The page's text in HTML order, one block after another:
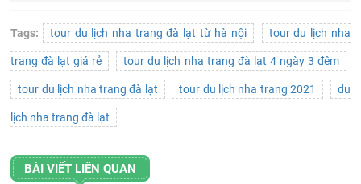
Tags: tour du lịch nha trang đà lạt từ hà nội tour du lịch nha
trang đà lạt giá rẻ tour du lịch nha trang đà lạt 4 ngày 3 đêm
tour du lịch nha trang đà lạt tour du lịch nha trang 2021 du
lịch nha trang đà lạt
BÀI VIẾT LIÊN QUAN